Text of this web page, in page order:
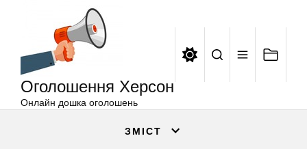
Оголошення Херсон
Онлайн дошка оголошень
ЗМІСТ